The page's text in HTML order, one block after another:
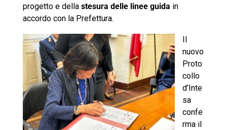
progetto e della stesura delle linee guida in
accordo con la Prefettura.
nuovo
Proto
collo
d’Inte
sa
confe
rma il